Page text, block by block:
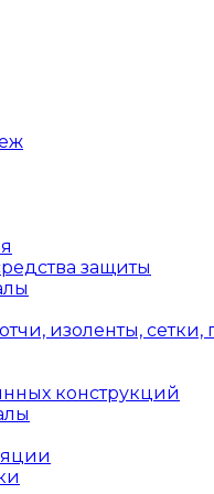
защиты
изоленты, сетки,
конструкций